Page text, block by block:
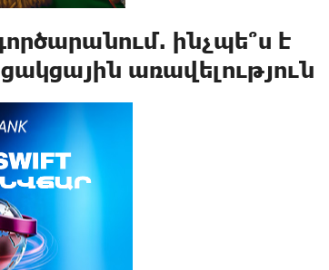
ինչպե՞ս է
առավելություն